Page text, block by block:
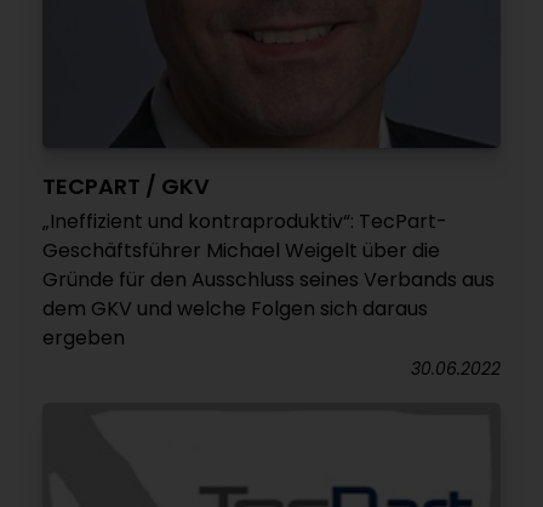
TECPART / GKV
„Ineffizient und kontraproduktiv“: TecPart-
Geschäftsführer Michael Weigelt über die
Gründe für den Ausschluss seines Verbands aus
dem GKV und welche Folgen sich daraus
ergeben
30.06.2022